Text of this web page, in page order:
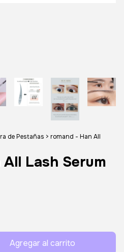
de Pestañas > romand - Han All
Lash Serum